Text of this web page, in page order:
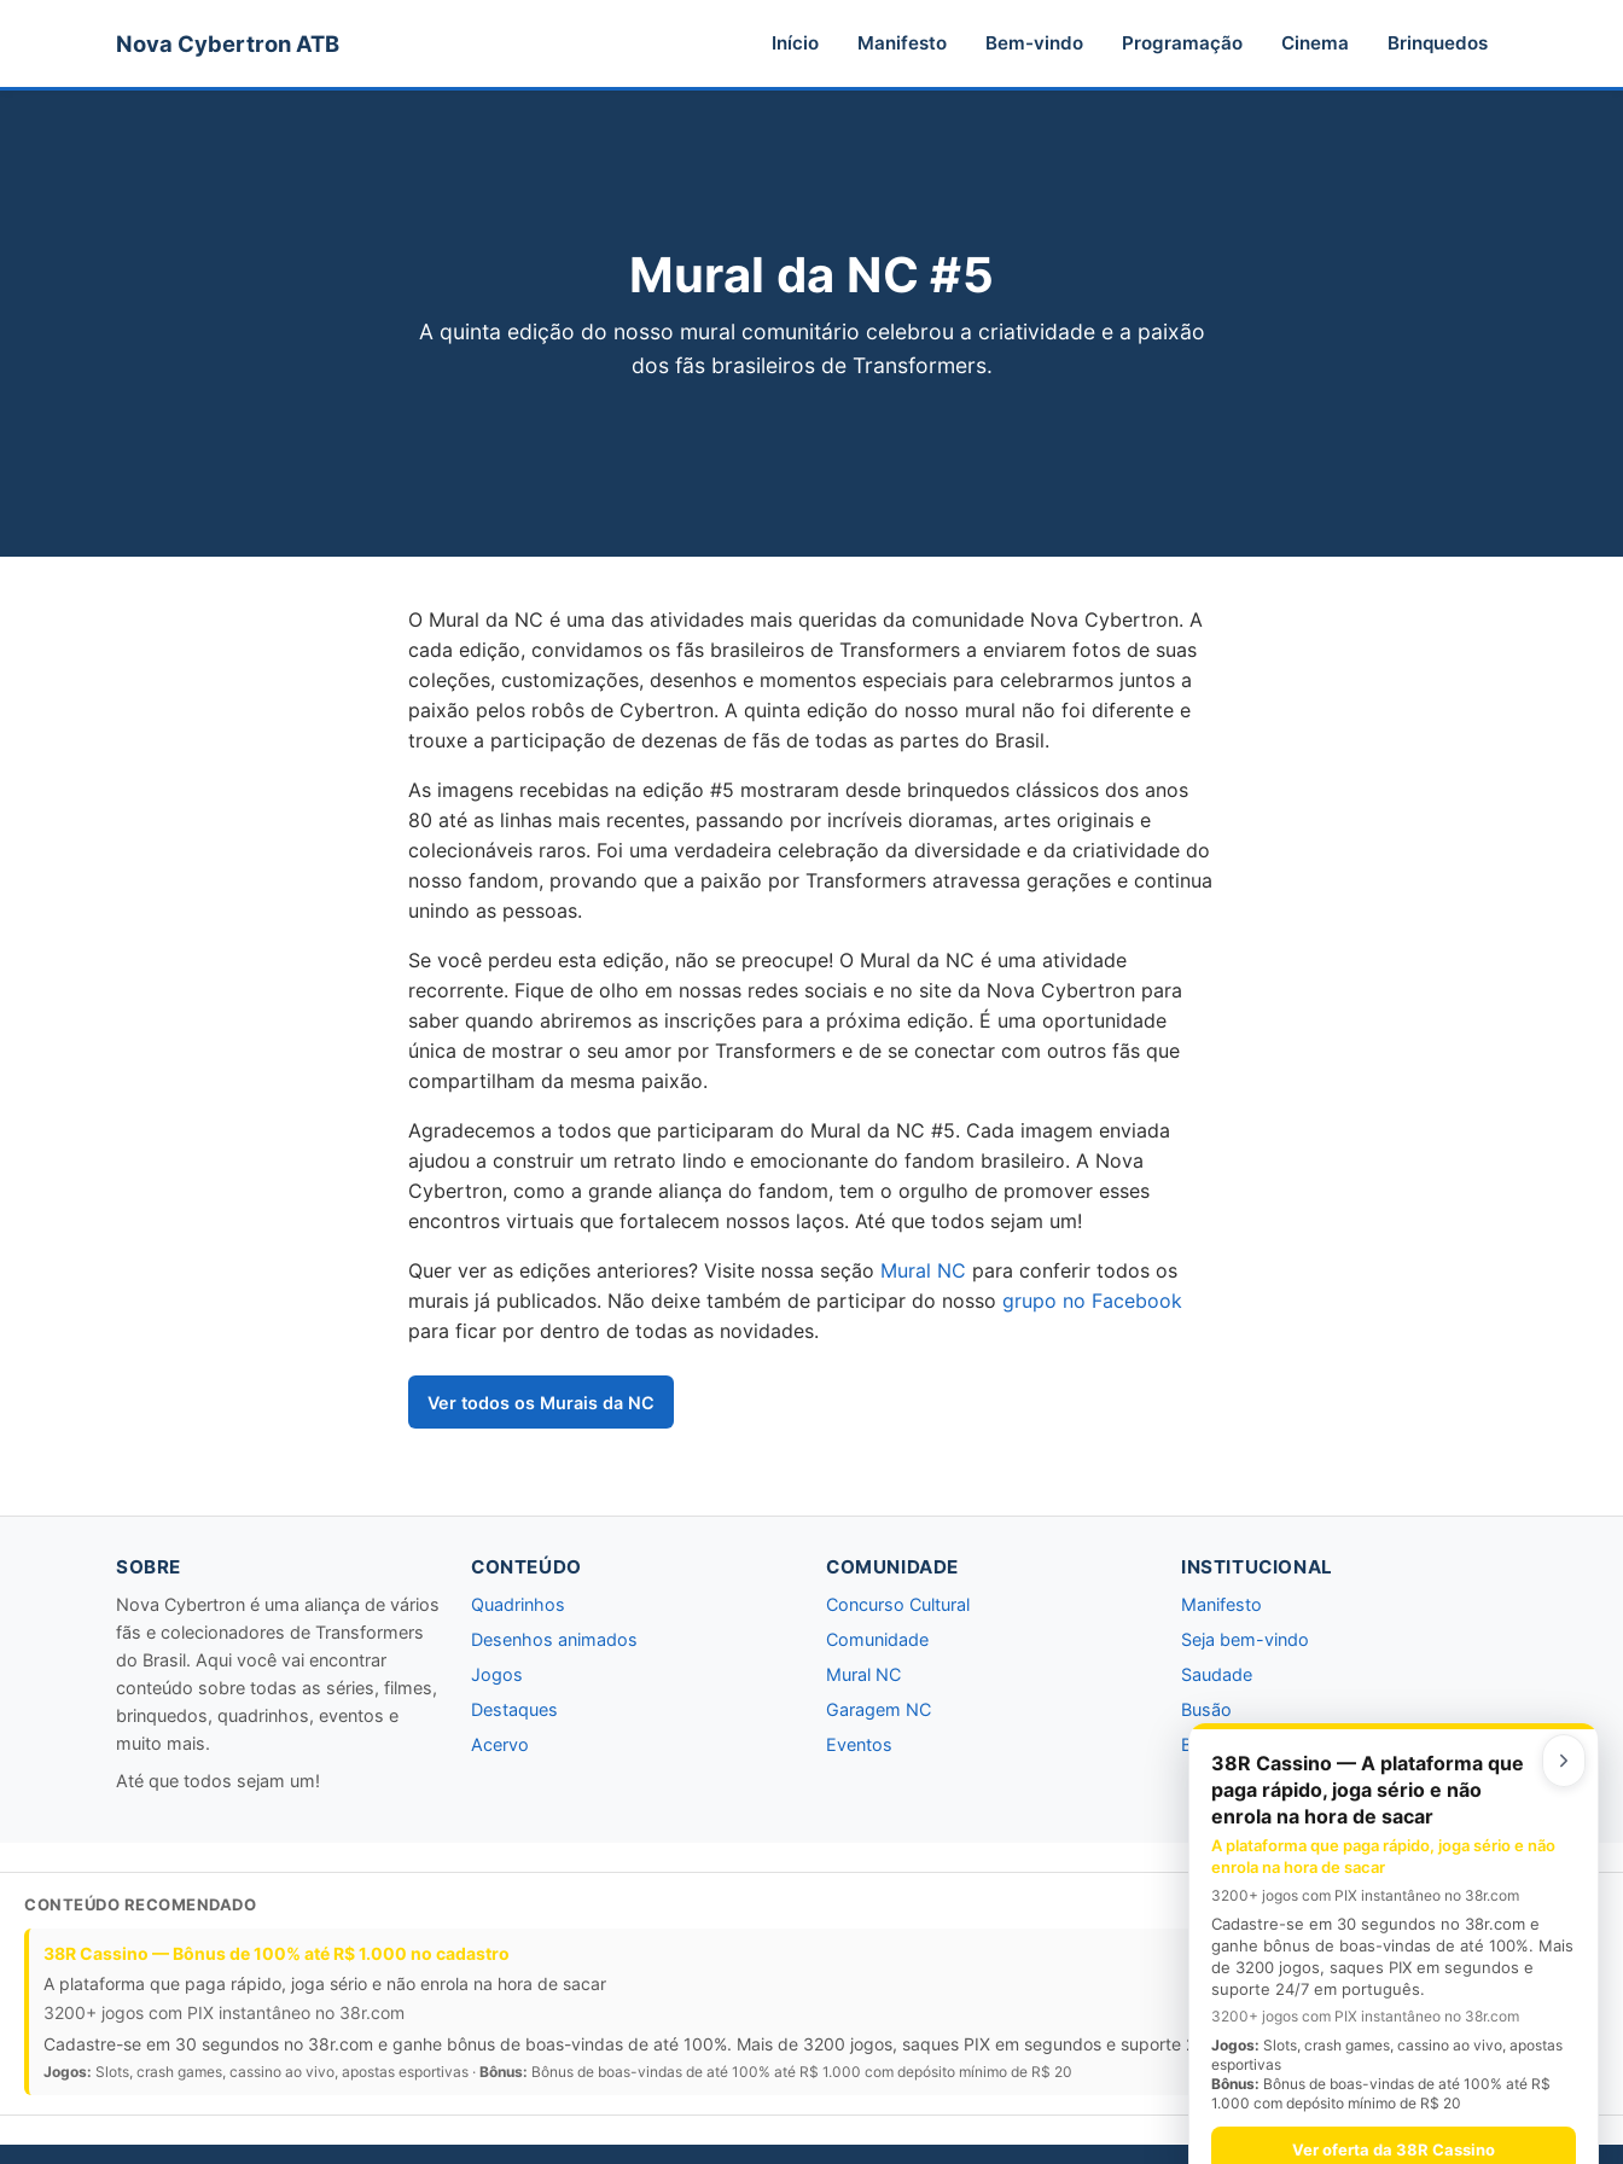
Nova Cybertron ATB Início Manifesto Bem-vindo Programação Cinema Brinquedos
Mural da NC #5
A quinta edição do nosso mural comunitário celebrou a criatividade e a paixão
dos fãs brasileiros de Transformers.
O Mural da NC é uma das atividades mais queridas da comunidade Nova Cybertron. A
cada edição, convidamos os fãs brasileiros de Transformers a enviarem fotos de suas
coleções, customizações, desenhos e momentos especiais para celebrarmos juntos a
paixão pelos robôs de Cybertron. A quinta edição do nosso mural não foi diferente e
trouxe a participação de dezenas de fãs de todas as partes do Brasil.
As imagens recebidas na edição #5 mostraram desde brinquedos clássicos dos anos
80 até as linhas mais recentes, passando por incríveis dioramas, artes originais e
colecionáveis raros. Foi uma verdadeira celebração da diversidade e da criatividade do
nosso fandom, provando que a paixão por Transformers atravessa gerações e continua
unindo as pessoas.
Se você perdeu esta edição, não se preocupe! O Mural da NC é uma atividade
recorrente. Fique de olho em nossas redes sociais e no site da Nova Cybertron para
saber quando abriremos as inscrições para a próxima edição. É uma oportunidade
única de mostrar o seu amor por Transformers e de se conectar com outros fãs que
compartilham da mesma paixão.
Agradecemos a todos que participaram do Mural da NC #5. Cada imagem enviada
ajudou a construir um retrato lindo e emocionante do fandom brasileiro. A Nova
Cybertron, como a grande aliança do fandom, tem o orgulho de promover esses
encontros virtuais que fortalecem nossos laços. Até que todos sejam um!
Quer ver as edições anteriores? Visite nossa seção Mural NC para conferir todos os
murais já publicados. Não deixe também de participar do nosso grupo no Facebook
para ficar por dentro de todas as novidades.
Ver todos os Murais da NC
SOBRE
Nova Cybertron é uma aliança de vários
fãs e colecionadores de Transformers
do Brasil. Aqui você vai encontrar
conteúdo sobre todas as séries, filmes,
brinquedos, quadrinhos, eventos e
muito mais.
Até que todos sejam um!
CONTEÚDO
Quadrinhos
Desenhos animados
Jogos
Destaques
Acervo
COMUNIDADE
Concurso Cultural
Comunidade
Mural NC
Garagem NC
Eventos
INSTITUCIONAL
Manifesto
Seja bem-vindo
Saudade
Busão
Barão
CONTEÚDO RECOMENDADO
38R Cassino — Bônus de 100% até R$ 1.000 no cadastro
A plataforma que paga rápido, joga sério e não enrola na hora de sacar
3200+ jogos com PIX instantâneo no 38r.com
Cadastre-se em 30 segundos no 38r.com e ganhe bônus de boas-vindas de até 100%. Mais de 3200 jogos, saques PIX em segundos e suporte 24/7 em português.
Jogos: Slots, crash games, cassino ao vivo, apostas esportivas · Bônus: Bônus de boas-vindas de até 100% até R$ 1.000 com depósito mínimo de R$ 20
38R Cassino — A plataforma que
paga rápido, joga sério e não
enrola na hora de sacar
A plataforma que paga rápido, joga sério e não
enrola na hora de sacar
3200+ jogos com PIX instantâneo no 38r.com
Cadastre-se em 30 segundos no 38r.com e
ganhe bônus de boas-vindas de até 100%. Mais
de 3200 jogos, saques PIX em segundos e
suporte 24/7 em português.
3200+ jogos com PIX instantâneo no 38r.com
Jogos: Slots, crash games, cassino ao vivo, apostas
esportivas
Bônus: Bônus de boas-vindas de até 100% até R$
1.000 com depósito mínimo de R$ 20
Ver oferta da 38R Cassino